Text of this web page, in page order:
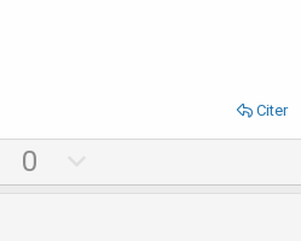
Citer
p
0
o